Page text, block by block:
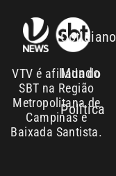
VTV é afiliada do
SBT na Região
Metropolitana de
Campinas e
Baixada Santista.
Cotidiano
Mundo
Política